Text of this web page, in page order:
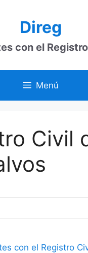
Direg
con el
Menú
Civil
con el Registro